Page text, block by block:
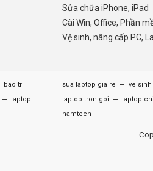
Sửa chữa iPhone, iPad
Cài Win, Office, Phần
Vệ sinh, nâng cấp PC,
bao tri
–
laptop
sua laptop gia re – ve sinh
laptop tron goi
– laptop
hamtech